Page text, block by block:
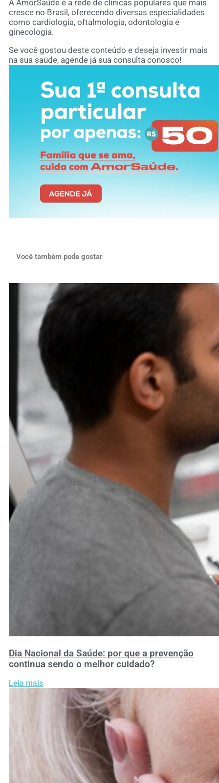
A AmorSaúde é a rede de clínicas populares que mais
cresce no Brasil, oferecendo diversas especialidades
como cardiologia, oftalmologia, odontologia e
ginecologia.
Se você gostou deste conteúdo e deseja investir mais
na sua saúde, agende já sua consulta conosco!
Você também pode gostar
Dia Nacional da Saúde: por que a prevenção
continua sendo o melhor cuidado?
Leia mais